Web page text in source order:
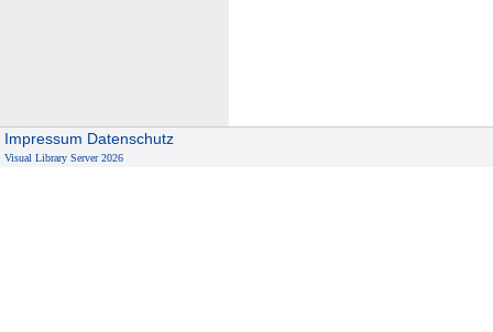
Impressum Datenschutz
Visual Library Server 2026